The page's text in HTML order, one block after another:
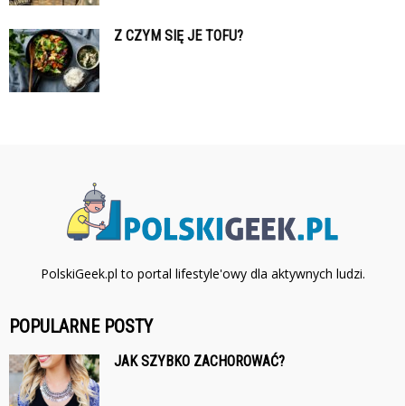
Z CZYM SIĘ JE TOFU?
PolskiGeek.pl to portal lifestyle'owy dla aktywnych ludzi.
POPULARNE POSTY
JAK SZYBKO ZACHOROWAĆ?